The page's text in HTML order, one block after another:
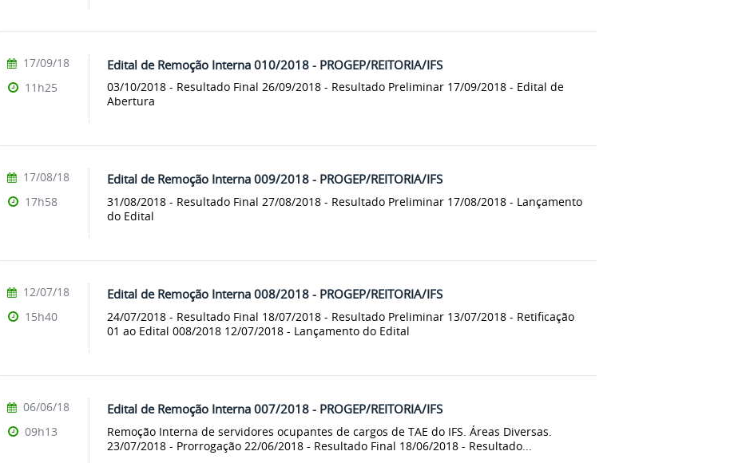
Edital de Remoção Interna 010/2018 - PROGEP/REITORIA/IFS
03/10/2018 - Resultado Final 26/09/2018 - Resultado Preliminar 17/09/2018 - Edital de
Abertura
17/09/18
11h25
Edital de Remoção Interna 009/2018 - PROGEP/REITORIA/IFS
31/08/2018 - Resultado Final 27/08/2018 - Resultado Preliminar 17/08/2018 - Lançamento
do Edital
17/08/18
17h58
Edital de Remoção Interna 008/2018 - PROGEP/REITORIA/IFS
24/07/2018 - Resultado Final 18/07/2018 - Resultado Preliminar 13/07/2018 - Retificação
01 ao Edital 008/2018 12/07/2018 - Lançamento do Edital
12/07/18
15h40
Edital de Remoção Interna 007/2018 - PROGEP/REITORIA/IFS
Remoção Interna de servidores ocupantes de cargos de TAE do IFS. Áreas Diversas.
23/07/2018 - Prorrogação 22/06/2018 - Resultado Final 18/06/2018 - Resultado...
06/06/18
09h13